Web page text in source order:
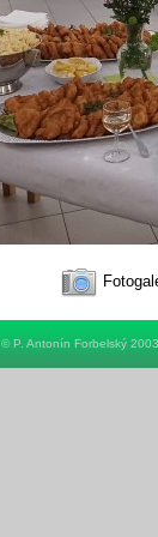
© P. Antonín Forbelský